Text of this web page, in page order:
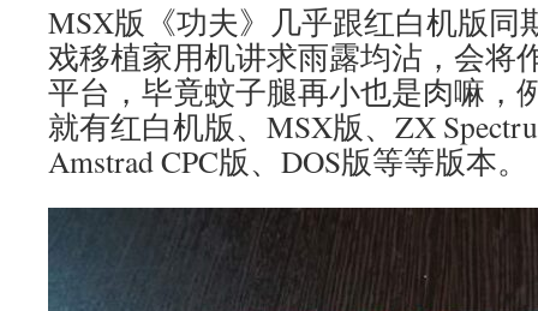
MSX版《功夫》几乎跟红白机版同
戏移植家用机讲求雨露均沾，会将
平台，毕竟蚊子腿再小也是肉嘛，
就有红白机版、MSX版、ZX
Amstrad CPC版、DOS版等等版本。